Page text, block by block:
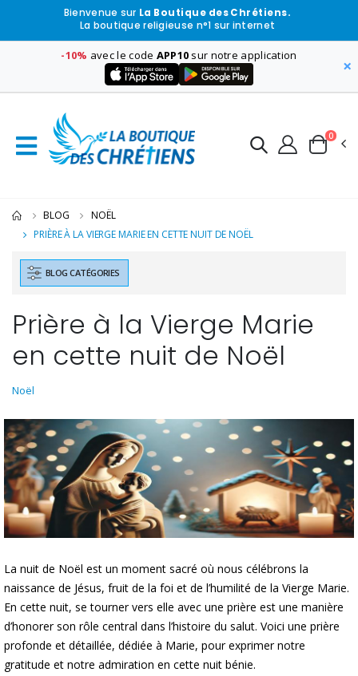
Bienvenue sur La Boutique des Chrétiens.
La boutique religieuse n°1 sur internet
-10% avec le code APP10 sur notre application
×
0
BLOG
NOËL
PRIÈRE À LA VIERGE MARIE EN CETTE NUIT DE NOËL
BLOG CATÉGORIES
Prière à la Vierge Marie
en cette nuit de Noël
Noël
La nuit de Noël est un moment sacré où nous célébrons la
naissance de Jésus, fruit de la foi et de l’humilité de la Vierge Marie.
En cette nuit, se tourner vers elle avec une prière est une manière
d’honorer son rôle central dans l’histoire du salut. Voici une prière
profonde et détaillée, dédiée à Marie, pour exprimer notre
gratitude et notre admiration en cette nuit bénie.